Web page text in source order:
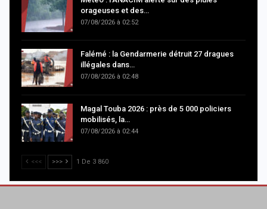
orageuses et des…
07/08/2026 à 02:52
Falémé : la Gendarmerie détruit 27 dragues
illégales dans…
07/08/2026 à 02:48
Magal Touba 2026 : près de 5 000 policiers
mobilisés, la…
07/08/2026 à 02:44
<<< >>> 1 De 3 860